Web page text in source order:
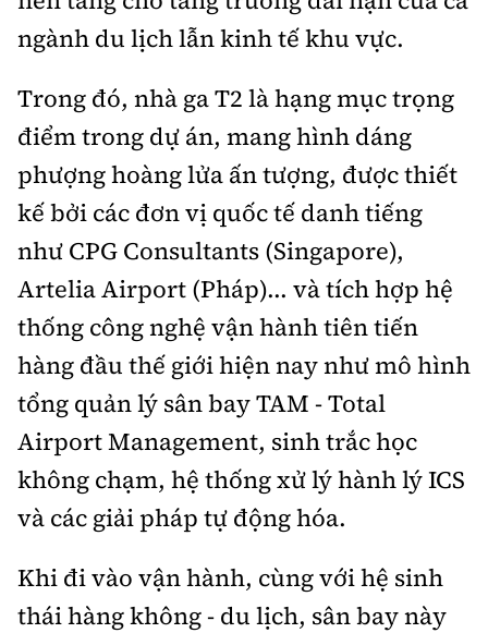
ngành du lịch lẫn kinh tế khu vực.
Trong đó, nhà ga T2 là hạng mục trọng
điểm trong dự án, mang hình dáng
phượng hoàng lửa ấn tượng, được thiết
kế bởi các đơn vị quốc tế danh tiếng
như CPG Consultants (Singapore),
Artelia Airport (Pháp)... và tích hợp hệ
thống công nghệ vận hành tiên tiến
hàng đầu thế giới hiện nay như mô hình
tổng quản lý sân bay TAM - Total
Airport Management, sinh trắc học
không chạm, hệ thống xử lý hành lý ICS
và các giải pháp tự động hóa.
Khi đi vào vận hành, cùng với hệ sinh
thái hàng không - du lịch, sân bay này